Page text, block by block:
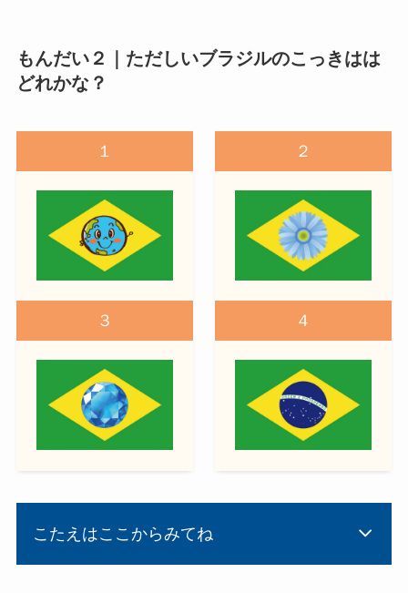
もんだい２｜ただしいブラジルのこっきはは
どれかな？
１ ２
３ ４
こたえはここからみてね